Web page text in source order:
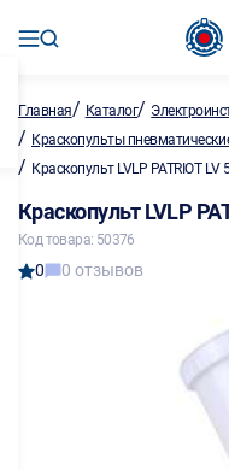
Главная/ Каталог/
/ Краскопульты
/ Краскопульт LVLP PATRIOT
Краскопульт LVLP
Код товара: 50376
0 0 отзывов